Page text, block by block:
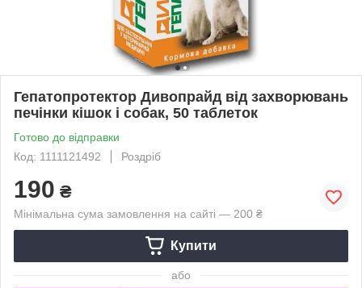
Гепатопротектор Дивопрайд від захворювань
печінки кішок і собак, 50 таблеток
Готово до відправки
Код: 1111121492
Роздріб
190 ₴
Мінімальна сума замовлення на сайті — 200 ₴
Купити
або